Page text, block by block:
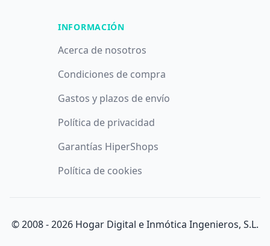
INFORMACIÓN
Acerca de nosotros
Condiciones de compra
Gastos y plazos de envío
Política de privacidad
Garantías HiperShops
Política de cookies
© 2008 -2026 Hogar Digital e Inmótica Ingenieros, S.L.
Utilizamos cookies propias y de terceros con fines analíticos y
publicitarios. Puede aceptar todas las cookies pulsando el
Aceptar Denegar Configurar